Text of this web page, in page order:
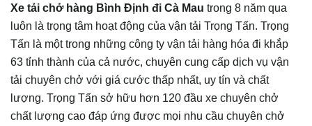
Xe tải chở hàng Bình Định đi Cà Mau trong 8 năm qua
luôn là trọng tâm hoạt động của vận tải Trọng Tấn. Trọng
Tấn là một trong những công ty vận tải hàng hóa đi khắp
63 tỉnh thành của cả nước, chuyên cung cấp dịch vụ vận
tải chuyên chở với giá cước thấp nhất, uy tín và chất
lượng. Trọng Tấn sở hữu hơn 120 đầu xe chuyên chở
chất lượng cao đáp ứng được mọi nhu cầu chuyên chở